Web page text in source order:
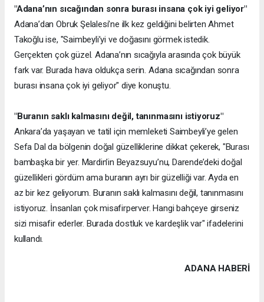
"Adana’nın sıcağından sonra burası insana çok iyi geliyor"
Adana’dan Obruk Şelalesi’ne ilk kez geldiğini belirten Ahmet
Takoğlu ise, "Saimbeyli’yi ve doğasını görmek istedik.
Gerçekten çok güzel. Adana’nın sıcağıyla arasında çok büyük
fark var. Burada hava oldukça serin. Adana sıcağından sonra
burası insana çok iyi geliyor" diye konuştu.
"Buranın saklı kalmasını değil, tanınmasını istiyoruz"
Ankara’da yaşayan ve tatil için memleketi Saimbeyli’ye gelen
Sefa Dal da bölgenin doğal güzelliklerine dikkat çekerek, "Burası
bambaşka bir yer. Mardin’in Beyazsuyu’nu, Darende’deki doğal
güzellikleri gördüm ama buranın ayrı bir güzelliği var. Ayda en
az bir kez geliyorum. Buranın saklı kalmasını değil, tanınmasını
istiyoruz. İnsanları çok misafirperver. Hangi bahçeye girseniz
sizi misafir ederler. Burada dostluk ve kardeşlik var" ifadelerini
kullandı.
ADANA HABERİ